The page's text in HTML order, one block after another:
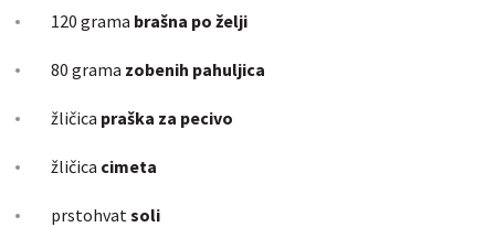
120 grama brašna po želji
80 grama zobenih pahuljica
žličica praška za pecivo
žličica cimeta
prstohvat soli